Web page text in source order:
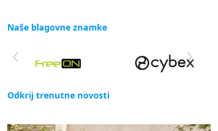
Naše blagovne znamke
Odkrij trenutne novosti